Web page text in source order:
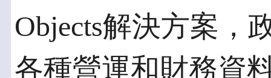
Objects解決方案，
各種營運和財務資